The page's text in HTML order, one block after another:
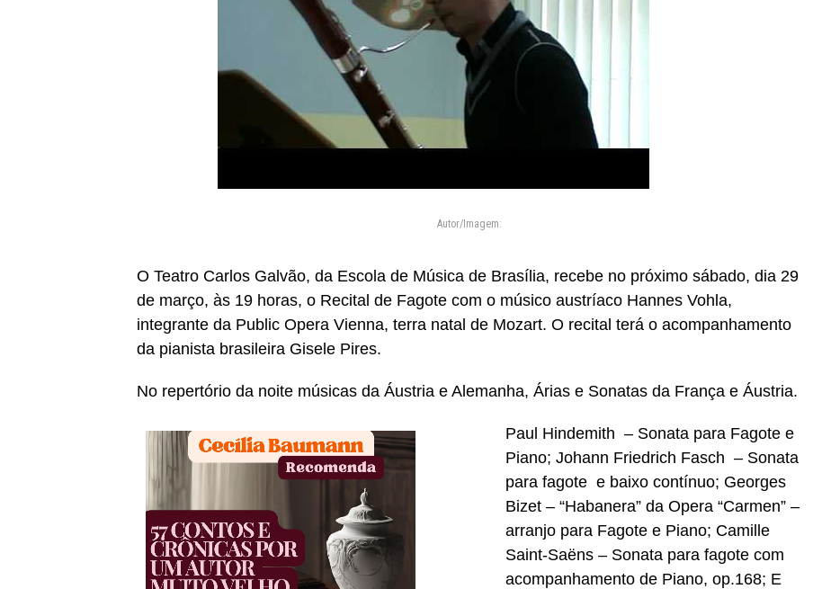
Autor/Imagem:
O Teatro Carlos Galvão, da Escola de Música de Brasília, recebe no próximo sábado, dia 29
de março, às 19 horas, o Recital de Fagote com o músico austríaco Hannes Vohla,
integrante da Public Opera Vienna, terra natal de Mozart. O recital terá o acompanhamento
da pianista brasileira Gisele Pires.
No repertório da noite músicas da Áustria e Alemanha, Árias e Sonatas da França e Áustria.
Paul Hindemith – Sonata para Fagote e
Piano; Johann Friedrich Fasch – Sonata
para fagote e baixo contínuo; Georges
Bizet – “Habanera” da Opera “Carmen” –
arranjo para Fagote e Piano; Camille
Saint-Saëns – Sonata para fagote com
acompanhamento de Piano, op.168; E